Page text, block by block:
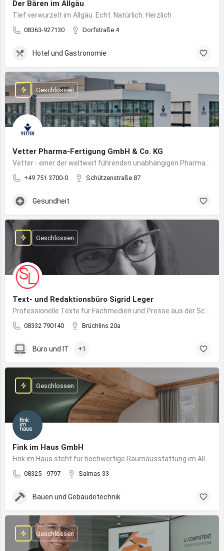
Der Bären im Allgäu
Tief verwurzelt im Allgäu. Echt. Natürlich. Herzlich
08363-927130 Dorfstraße 4
Hotel und Gastronomie
Vetter Pharma-Fertigung GmbH & Co. KG
+49 751 3700-0 Schützenstraße 87
Geschlossen
Gesundheit
Text- und Redaktionsbüro Sigrid Leger
08332 790140 Brüchlins 20a
Geschlossen
Büro und IT +1
Fink im Haus GmbH
08325 - 9797 Salmas 33
Geschlossen
Bauen und Gebäudetechnik
Geschlossen